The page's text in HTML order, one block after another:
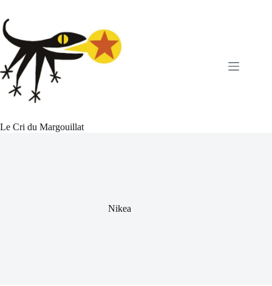
contenu
Le Cri du Margouillat
Nikea